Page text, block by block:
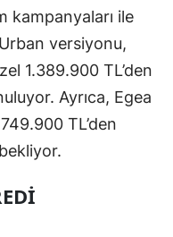
Giresun
Gümüşhane
Hakkari
Hatay
kampanyaları ile
versiyonu,
1.389.900 TL’den
Ayrıca, Egea
TL’den